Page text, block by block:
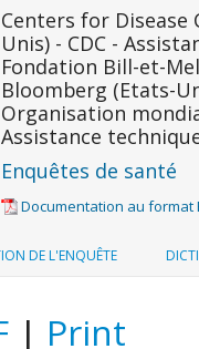
Centers for
Unis) - CDC -
Fondation Bill-et-
Bloomberg (Etats-
Organisation
Assistance
Enquêtes de santé
Documentation au format
DE L'ENQUÊTE
| Print